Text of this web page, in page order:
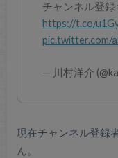
チャンネル登録
https://t.co/
pic.twitter.com/
— 川村洋介
現在チャンネル登録
ん。